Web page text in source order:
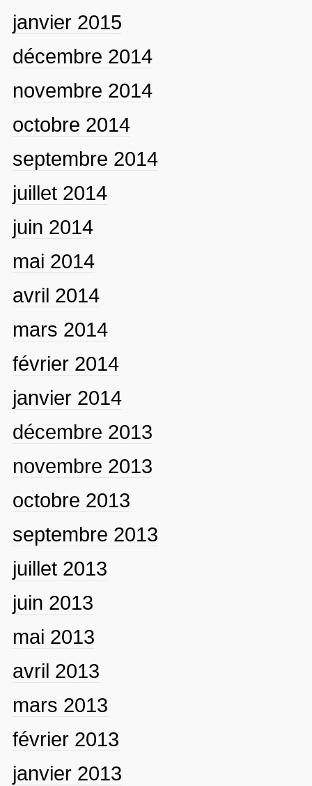
janvier 2015
décembre 2014
novembre 2014
octobre 2014
septembre 2014
juillet 2014
juin 2014
mai 2014
avril 2014
mars 2014
février 2014
janvier 2014
décembre 2013
novembre 2013
octobre 2013
septembre 2013
juillet 2013
juin 2013
mai 2013
avril 2013
mars 2013
février 2013
janvier 2013